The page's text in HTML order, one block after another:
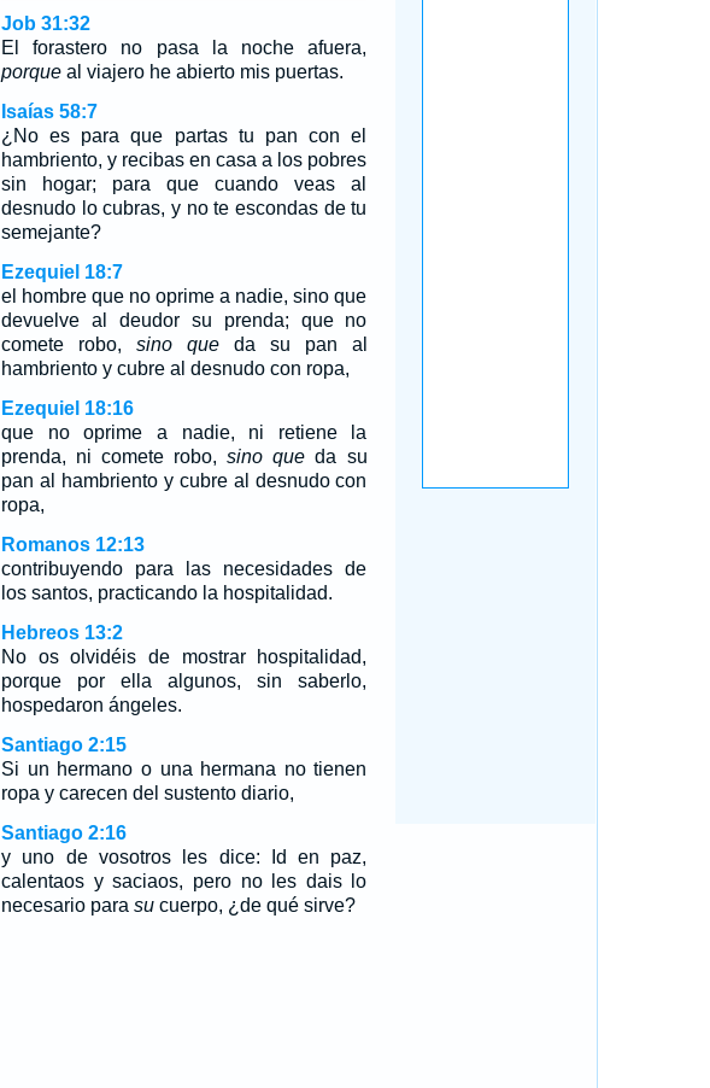
Job 31:32
El forastero no pasa la noche afuera,
porqueal viajero he abierto mis puertas.
Isaías 58:7
¿No es para que partas tu pan con el
hambriento, y recibas en casa a los pobres
sin hogar; para que cuando veas al
desnudo lo cubras, y no te escondas de tu
semejante?
Ezequiel 18:7
el hombre que no oprime a nadie, sino que
devuelve al deudor su prenda; que no
comete robo, sino queda su pan al
hambriento y cubre al desnudo con ropa,
Ezequiel 18:16
que no oprime a nadie, ni retiene la
prenda, ni comete robo,sino que da su
pan al hambriento y cubre al desnudo con
ropa,
Romanos 12:13
contribuyendo para las necesidades de
los santos, practicando la hospitalidad.
Hebreos 13:2
No os olvidéis de mostrar hospitalidad,
porque por ella algunos, sin saberlo,
hospedaron ángeles.
Santiago 2:15
Si un hermano o una hermana no tienen
ropa y carecen del sustento diario,
Santiago 2:16
y uno de vosotros les dice: Id en paz,
calentaos y saciaos, pero no les dais lo
necesario para sucuerpo, ¿de qué sirve?